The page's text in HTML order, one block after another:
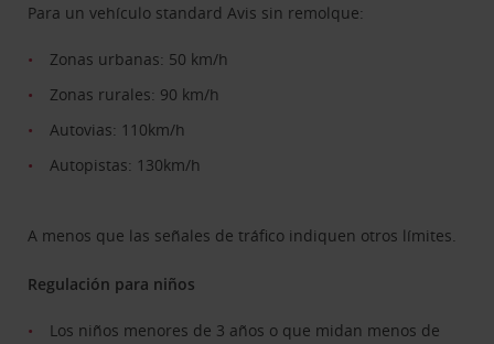
Para un vehículo standard Avis sin remolque:
Zonas urbanas: 50 km/h
Zonas rurales: 90 km/h
Autovias: 110km/h
Autopistas: 130km/h
A menos que las señales de tráfico indiquen otros límites.
Regulación para niños
Los niños menores de 3 años o que midan menos de